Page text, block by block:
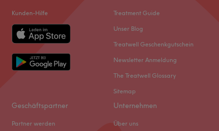
Kunden-Hilfe Treatment Guide
Unser Blog
Treatwell Geschenkgutschein
Newsletter Anmeldung
The Treatwell Glossary
Sitemap
Geschäftspartner
Partner werden
Unternehmen
Über uns